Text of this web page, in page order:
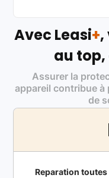
Avec Leasi+,
au top,
Assurer la
appareil contribue à
de
Reparation